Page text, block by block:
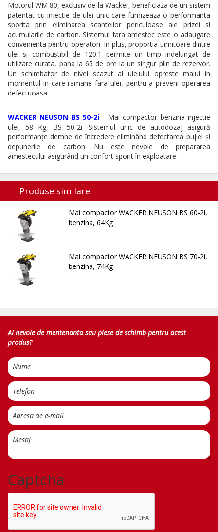
Motorul WM 80, exclusiv de la Wacker, beneficiaza de un sistem
patentat cu injectie de ulei unic care furnizeaza o performanta
sporita prin eliminarea scanteilor periculoase ale prizei si
acumularile de carbon. Sistemul fara amestec este o adaugare
convenienta pentru operatori. In plus, proportia uimitoare dintre
ulei si combustibil de 120:1 permite un timp indelungat de
utilizare curata, pana la 65 de ore la un singur plin de rezervor.
Un schimbator de nivel scazut al uleiului opreste maiul in
momentul in care ramane fara ulei, pentru a preveni operarea
defectuoasa.
WACKER NEUSON BS 50-2i - Mai compactor benzina injectie
ulei, 58 Kg, BS 50-2i. Sistemul unic de autodozaj asigură
performanţe demne de încredere eliminând defectarea bujiei și
depunerile de carbon. Nu este nevoie de prepararea
amestecului asigurând un confort sporit în exploatare.
Produse similare
Mai compactor WACKER NEUSON BS 60-2i,
benzina, 64Kg
Mai compactor WACKER NEUSON BS 70-2i,
benzina, 74Kg
Ai nevoie de mentenanta sau piese de schimb pentru acest
produs?
Captcha